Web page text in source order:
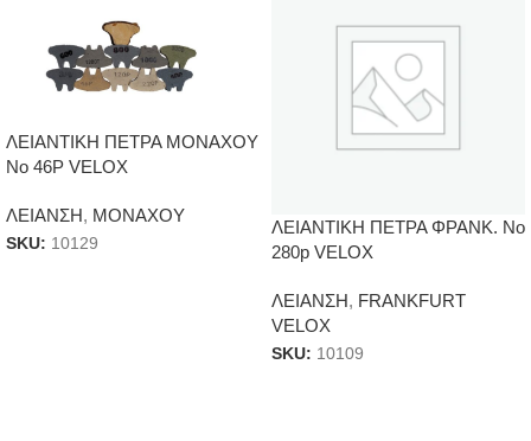
ΛΕΙΑΝΤΙΚΗ ΠΕΤΡΑ ΜΟΝΑΧΟΥ
Νο 46P VELOX
ΛΕΙΑΝΣΗ, ΜΟΝΑΧΟΥ
SKU: 10129
ΛΕΙΑΝΤΙΚΗ ΠΕΤΡΑ ΦΡΑΝΚ. Νο
280p VELOX
ΛΕΙΑΝΣΗ, FRANKFURT
VELOX
SKU: 10109